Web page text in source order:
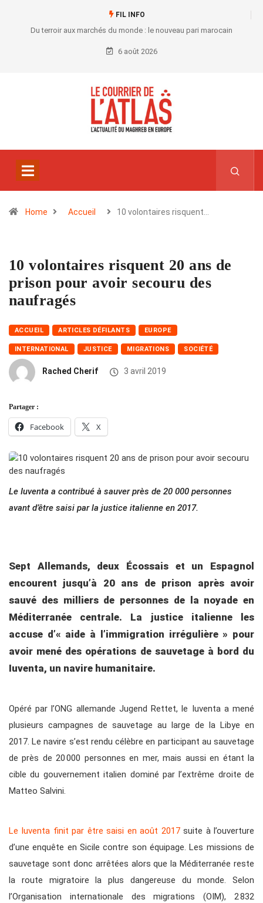
FIL INFO
Du terroir aux marchés du monde : le nouveau pari marocain
6 août 2026
Home Accueil 10 volontaires risquent…
10 volontaires risquent 20 ans de
prison pour avoir secouru des
naufragés
ACCUEIL ARTICLES DÉFILANTS EUROPE
INTERNATIONAL JUSTICE MIGRATIONS SOCIÉTÉ
Rached Cherif 3 avril 2019
Partager :
Facebook X
Le Iuventa a contribué à sauver près de 20 000 personnes
avant d’être saisi par la justice italienne en 2017.
Sept Allemands, deux Écossais et un Espagnol
encourent jusqu’à 20 ans de prison après avoir
sauvé des milliers de personnes de la noyade en
Méditerranée centrale. La justice italienne les
accuse d’« aide à l’immigration irrégulière » pour
avoir mené des opérations de sauvetage à bord du
Iuventa, un navire humanitaire.
Opéré par l’ONG allemande Jugend Rettet, le Iuventa a mené
plusieurs campagnes de sauvetage au large de la Libye en
2017. Le navire s’est rendu célèbre en participant au sauvetage
de près de 20 000 personnes en mer, mais aussi en étant la
cible du gouvernement italien dominé par l’extrême droite de
Matteo Salvini.
Le Iuventa finit par être saisi en août 2017suite à l’ouverture
d’une enquête en Sicile contre son équipage. Les missions de
sauvetage sont donc arrêtées alors que la Méditerranée reste
la route migratoire la plus dangereuse du monde. Selon
l’Organisation internationale des migrations (OIM), 2 832